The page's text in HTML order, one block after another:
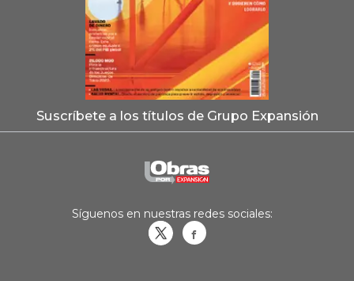
Suscríbete a los títulos de Grupo Expansión
Síguenos en nuestras redes sociales: